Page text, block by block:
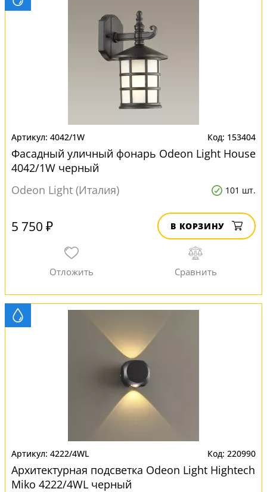
4042/1W 153404
Фасадный уличный фонарь Odeon Light House
4042/1W черный
Odeon Light (Италия)
101 шт.
5 750 ₽ В КОРЗИНУ
4222/4WL 220990
Архитектурная подсветка Odeon Light Hightech
Miko 4222/4WL черный